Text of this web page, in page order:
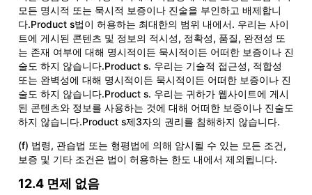
모든 명시적 또는 묵시적 보증이나 진술을 부인하고 배제합니
다.Product s법이 허용하는 최대한의 범위 내에서. 우리는 사이
트에 게시된 콘텐츠 및 정보의 적시성, 정확성, 품질, 완전성 또
는 존재 여부에 대해 명시적이든 묵시적이든 어떠한 보증이나 진
술도 하지 않습니다.Product s. 우리는 기술적 접근성, 적합성
또는 완벽성에 대해 명시적이든 묵시적이든 어떠한 보증이나 진
술도 하지 않습니다.Product s. 우리는 귀하가 웹사이트에 게시
된 콘텐츠와 정보를 사용하는 것에 대해 어떠한 보증이나 진술도
하지 않습니다.Product s제3자의 권리를 침해하지 않습니다.
(f) 법령, 관습법 또는 형평법에 의해 암시될 수 있는 모든 조건,
보증 및 기타 조건은 법이 허용하는 한도 내에서 제외됩니다.
12.4 면제 없음